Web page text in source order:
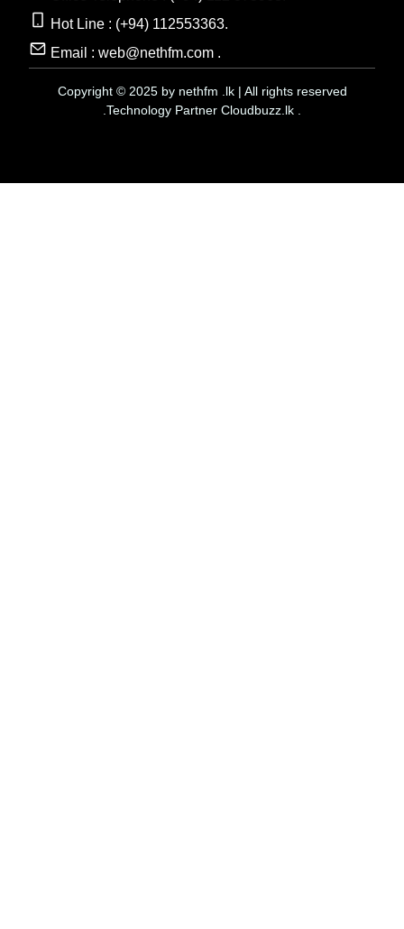
Hot Line : (+94) 112553363.
Email : web@nethfm.com .
Copyright © 2025 by nethfm .lk | All rights reserved
.Technology Partner Cloudbuzz.lk .